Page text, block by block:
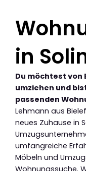
in
Du möchtest von
umziehen und
passenden
Lehmann aus
neues Zuhause in
umfangreiche
Möbeln und